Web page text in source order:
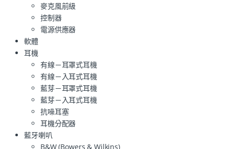
麥克風前級
控制器
電源供應器
軟體
耳機
有線－耳罩式耳機
有線－入耳式耳機
藍芽－耳罩式耳機
藍芽－入耳式耳機
抗噪耳塞
耳機分配器
藍牙喇叭
B&W (Bowers & Wilkins)